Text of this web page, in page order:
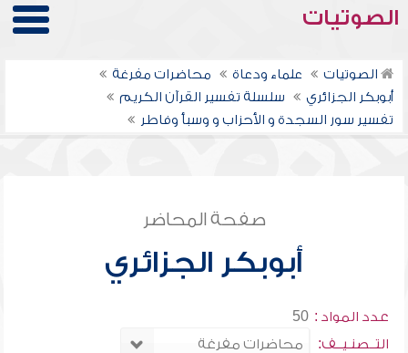
الصوتيات
الصوتيات علماء ودعاة
محاضرات مفرغة
أبوبكر الجزائري
سلسلة تفسير القرآن الكريم
تفسير سور السجدة و الأحزاب و وسبأ وفاطر
صفحة المحاضر
أبوبكر الجزائري
عدد المواد : 50
التــصنـيــف: